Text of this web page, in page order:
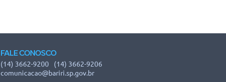
FALE CONOSCO
(14) 3662-9200
(14) 3662-9206
comunicacao@bariri.sp.gov.br